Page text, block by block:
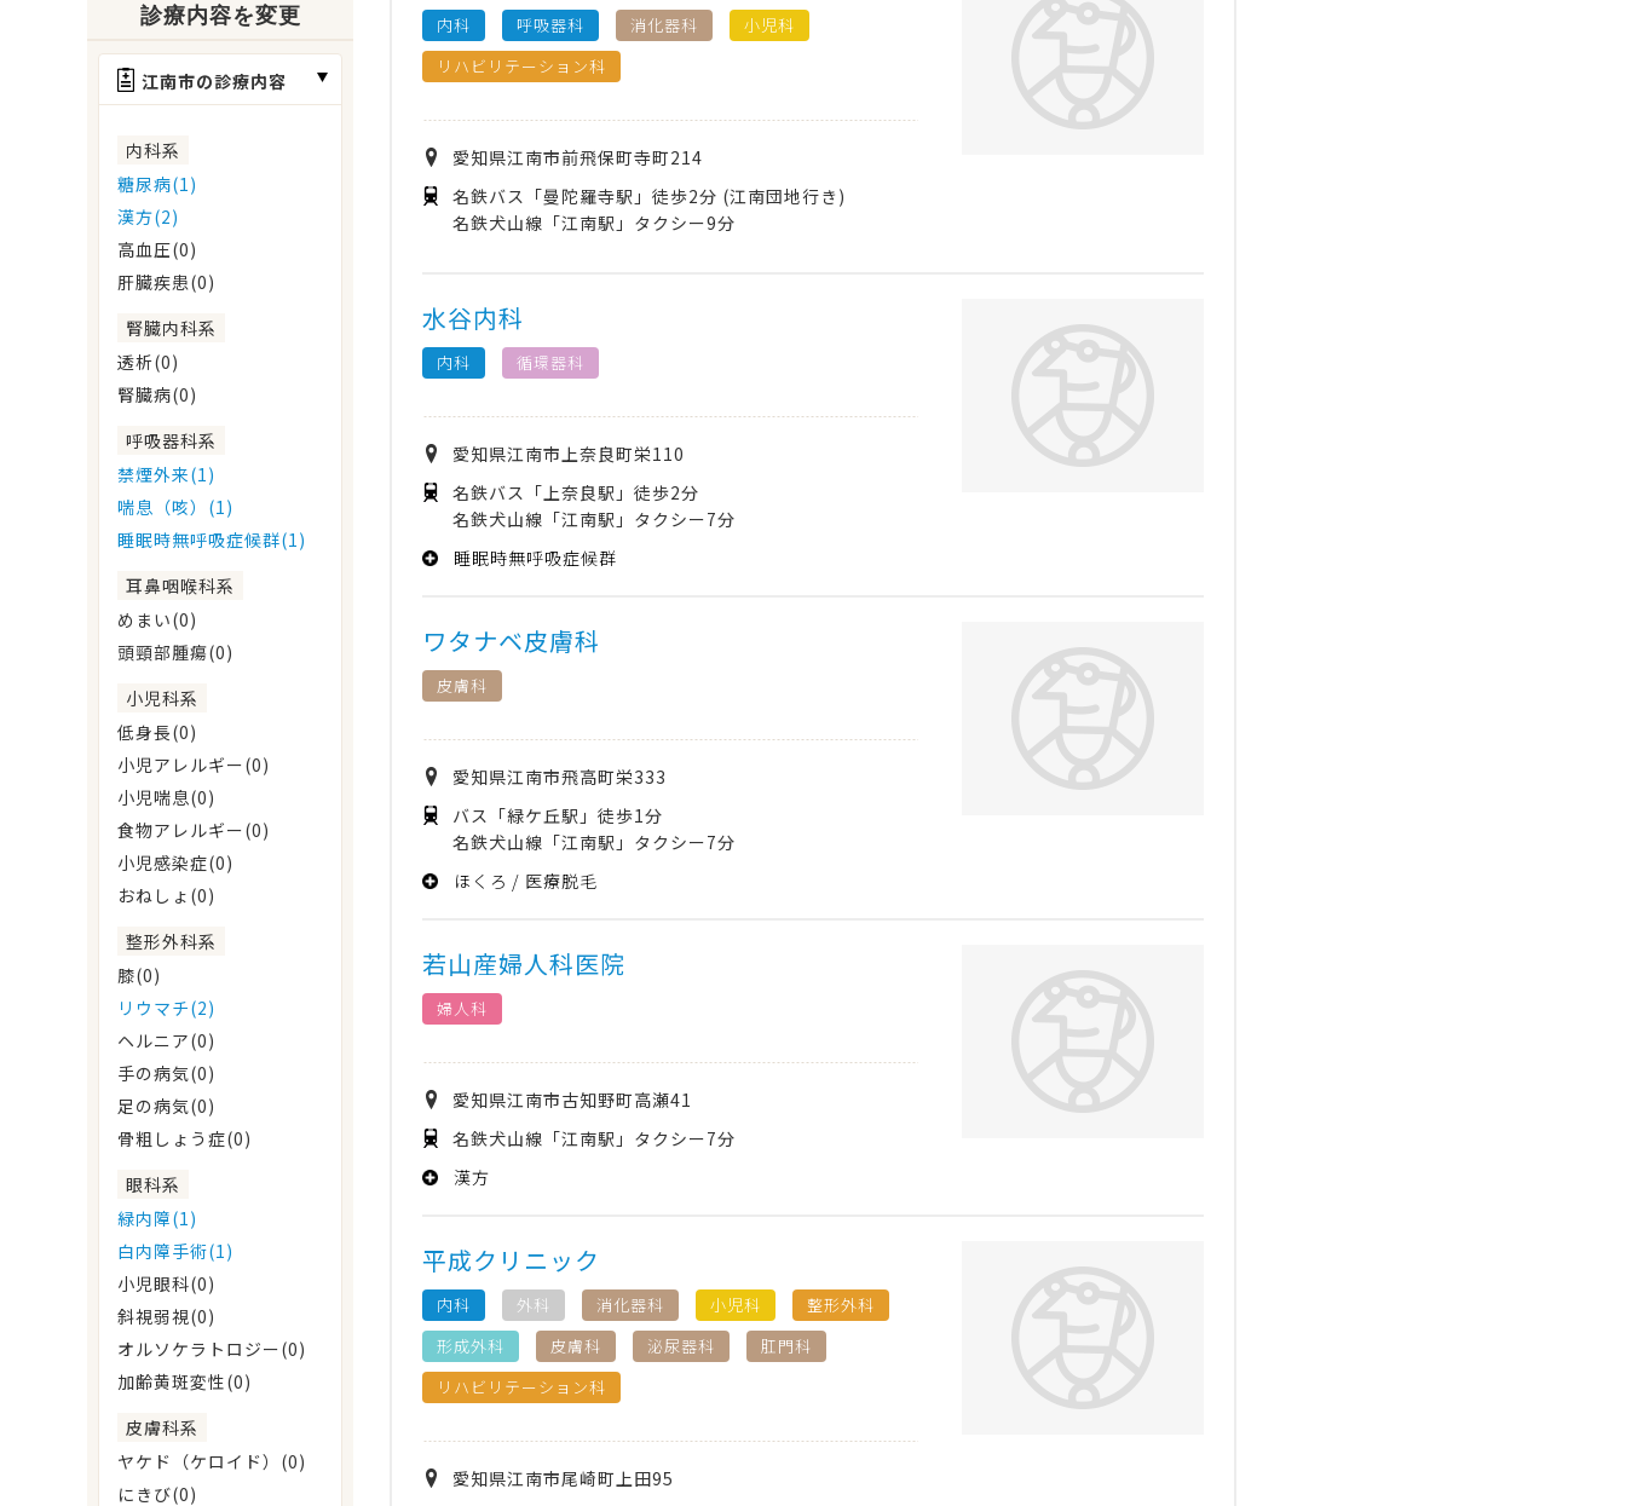
診療内容を変更
江南市の診療内容
内科系
糖尿病(1)
漢方(2)
高血圧(0)
肝臓疾患(0)
腎臓内科系
透析(0)
腎臓病(0)
呼吸器科系
禁煙外来(1)
喘息（咳）(1)
睡眠時無呼吸症候群(1)
耳鼻咽喉科系
めまい(0)
頭頸部腫瘍(0)
小児科系
低身長(0)
小児アレルギー(0)
小児喘息(0)
食物アレルギー(0)
小児感染症(0)
おねしょ(0)
整形外科系
膝(0)
リウマチ(2)
ヘルニア(0)
手の病気(0)
足の病気(0)
骨粗しょう症(0)
眼科系
緑内障(1)
白内障手術(1)
小児眼科(0)
斜視弱視(0)
オルソケラトロジー(0)
加齢黄斑変性(0)
皮膚科系
ヤケド（ケロイド）(0)
にきび(0)
内科 呼吸器科 消化器科
小児科
リハビリテーション科
愛知県江南市前飛保町寺町214
名鉄バス「曼陀羅寺駅」徒歩2分 (江南団地行き)
名鉄犬山線「江南駅」タクシー9分
水谷内科
内科 循環器科
愛知県江南市 上奈良町栄110
名鉄バス「上奈良駅」徒歩2分
名鉄犬山線「江南駅」タクシー7分
睡眠時無呼吸症候群
ワタナベ皮膚科
皮膚科
愛知県江南市飛高町栄333
バス「緑ケ丘駅」徒歩1分
名鉄犬山線「江南駅」タクシー7分
ほくろ
医療脱毛
若山産婦人科医院
婦人科
愛知県江南市古知野町高瀬41
名鉄犬山線「江南駅」タクシー7分
漢方
平成クリニック
内科 外科 消化器科 小児科
整形外科
形成外科
皮膚科 泌尿器科
肛門科
リハビリテーション科
愛知県江南市尾崎町上田95